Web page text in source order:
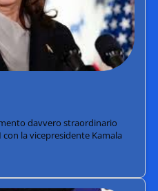
davvero straordinario
la vicepresidente Kamala